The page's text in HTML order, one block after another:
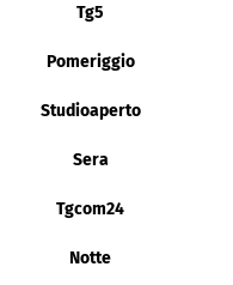
Tg5
Pomeriggio
Studioaperto
Sera
Tgcom24
Notte